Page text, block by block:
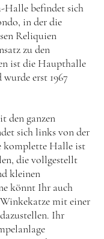
Halle befindet sich
in der die
Reliquien
zu den
ist die Haupthalle
erst 1967
den ganzen
sich links von der
komplette Halle ist
die vollgestellt
kleinen
könnt Ihr auch
mit einer
Ihr